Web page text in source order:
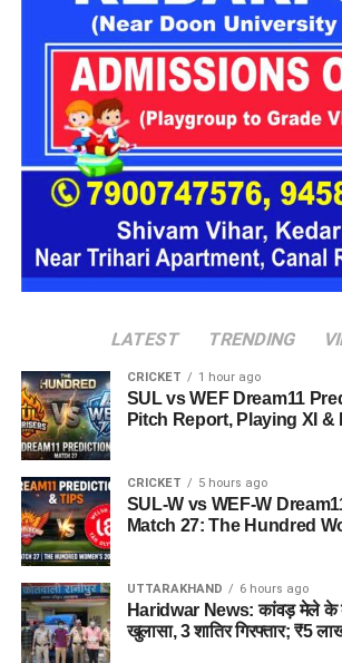
पूछताछ में ये बात सामने आई कि आरोपी अलग-अलग
पहचान बदलता था। कभी वो खुद को गृह मंत्रालय का
कभी रक्षा मंत्रालय से जुड़ा अफसर और कभी
अधिकारी होने का दावा करता था।
देहरादून पुलिस ने किया गिरफ्तार
देहरादून पुलिस
को ये भी जानकारी मिली है कि वो
बाद भुगतान किए बिना चला जाता था और होटल
कर्मियों के साथ भी कथित तौर पर धोखाधड़ी करता
पुलिस द्वारा की गई तलाशी में आरोपी के पास से सेना
इस्तेमाल वो लोगों का भरोसा जीतने और खुद को
साबित करने के लिए करता था।
LATEST TRENDING
CRICKET 1 hour ago
SUL vs WEF Dream11
Pitch Report, Playing XI &
CRICKET 5 hours ago
SUL-W vs WEF-W
Match 27: The Hundred
UTTARAKHAND 6 hours ago
Haridwar News: कांवड़ मेले के
खुलासा, 3 शातिर गिरफ्तार; ₹5